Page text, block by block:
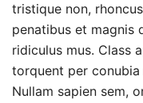
tristique non,
penatibus et magnis
ridiculus mus. Class
torquent per
Nullam sapien sem,